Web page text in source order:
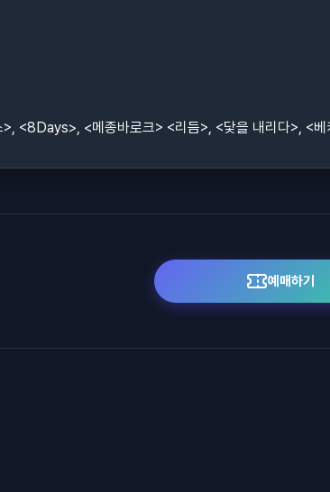
<8Days>, <메종바로크> <리듬>, <닻을 내리다>, <
예매하기